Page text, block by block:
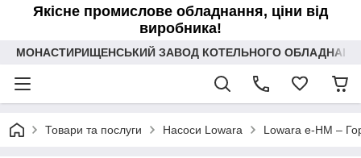
Якісне промислове обладнання, ціни від
виробника!
МОНАСТИРИЩЕНСЬКИЙ ЗАВОД КОТЕЛЬНОГО
Товари та послуги Насоси Lowara Lowara e-HM –